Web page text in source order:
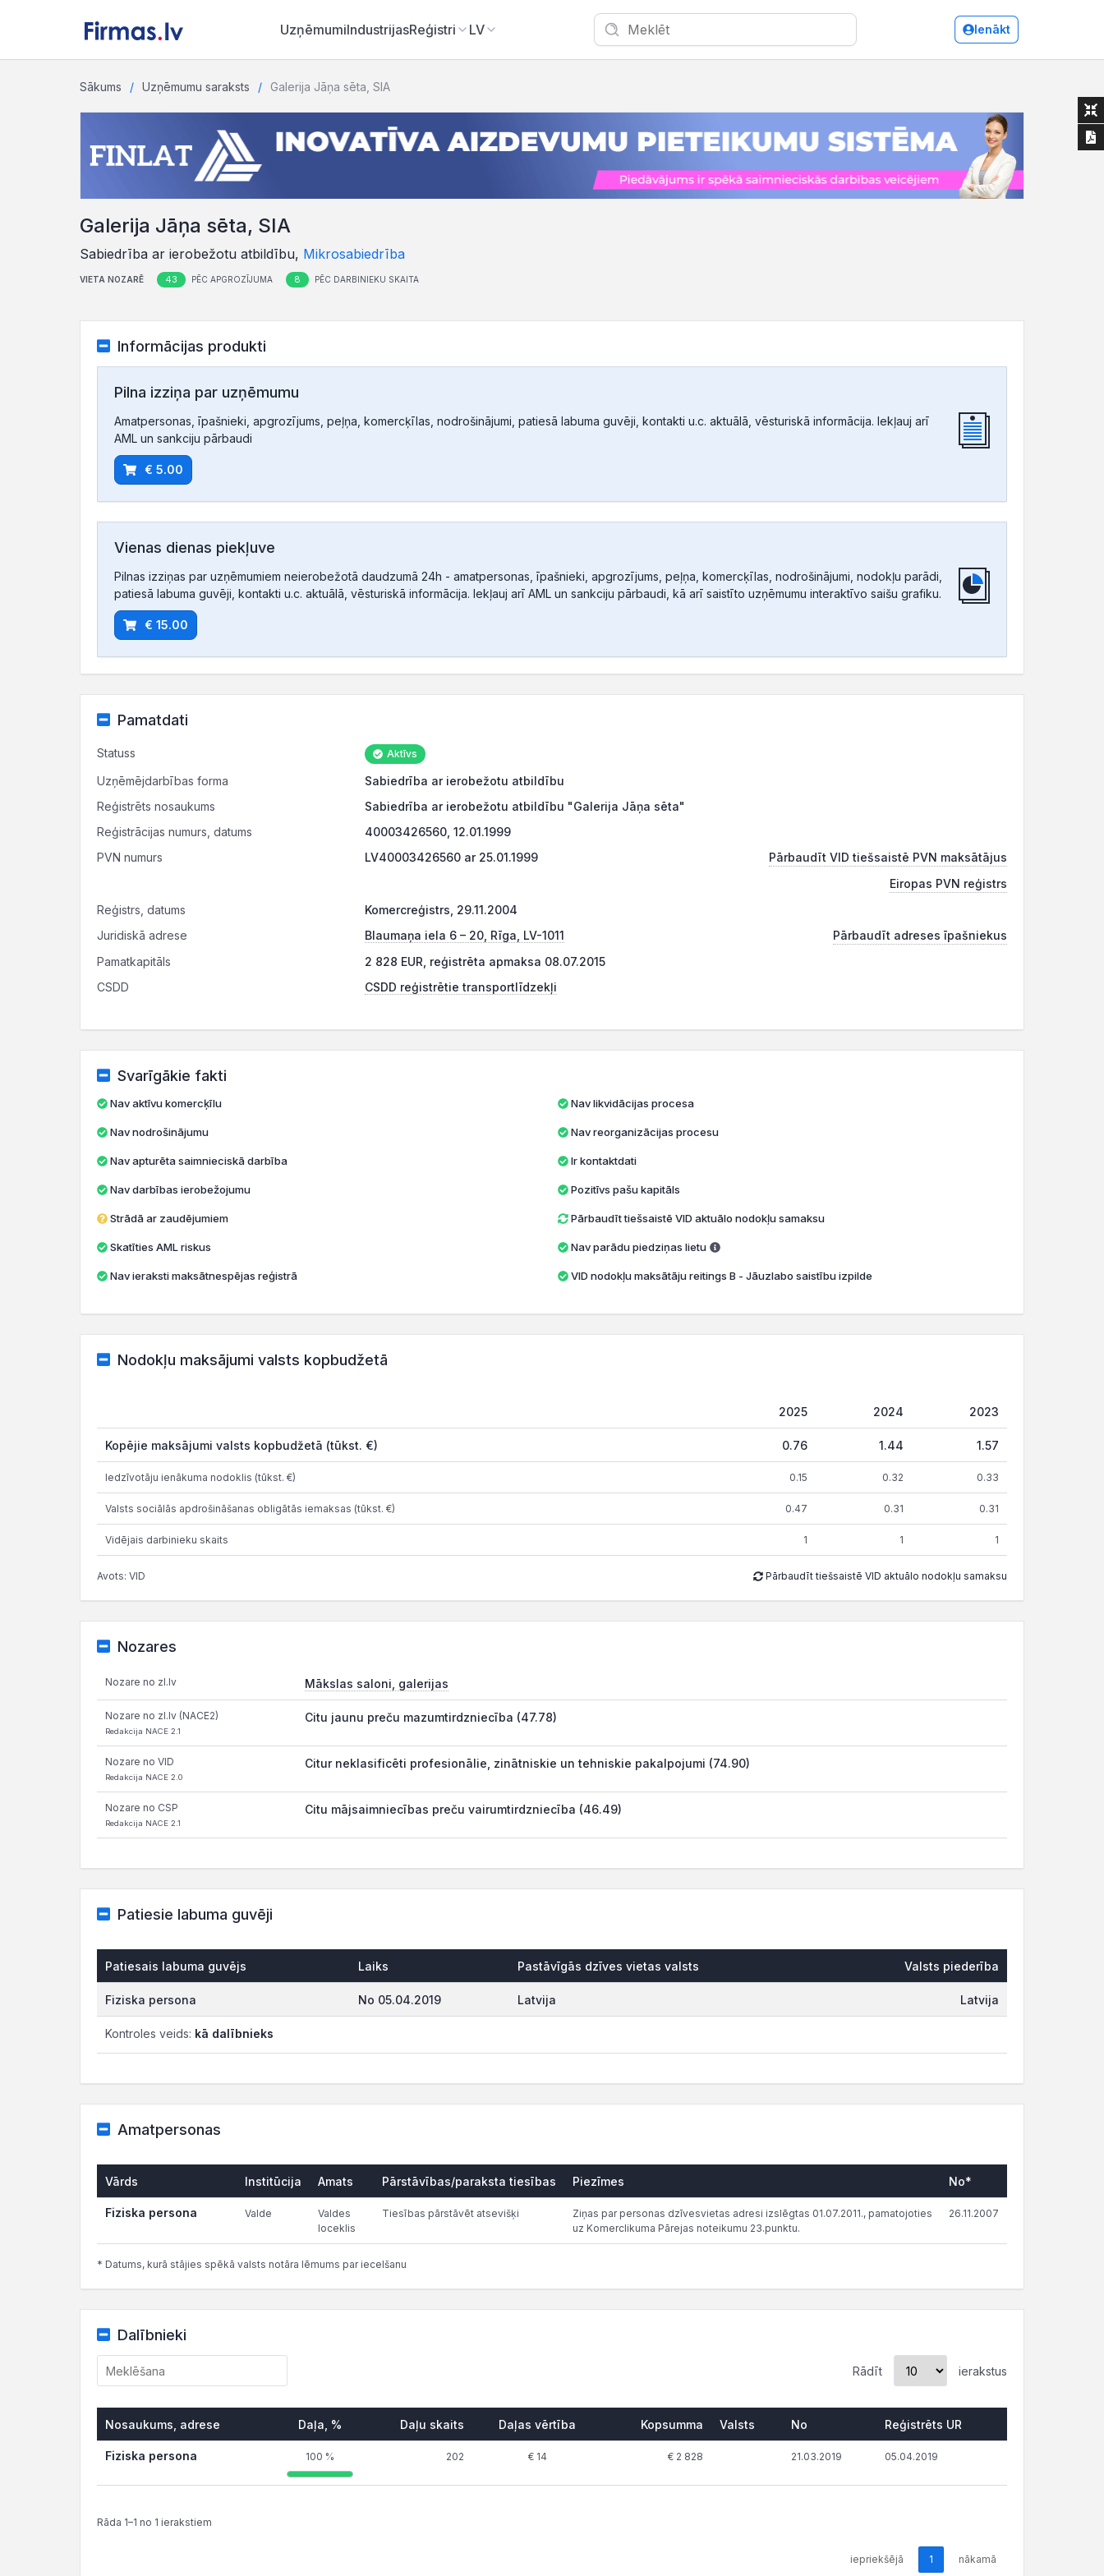
UzņēmumiIndustrijasReģistri LV Ienākt
Sākums Uzņēmumu saraksts Galerija Jāņa sēta, SIA
Galerija Jāņa sēta, SIA
Sabiedrība ar ierobežotu atbildību, Mikrosabiedrība
VIETA NOZARĒ 43 PĒC APGROZĪJUMA 8 PĒC DARBINIEKU SKAITA
Informācijas produkti
Pilna izziņa par uzņēmumu
Amatpersonas, īpašnieki, apgrozījums, peļņa, komercķīlas, nodrošinājumi, patiesā labuma guvēji, kontakti u.c. aktuālā, vēsturiskā informācija. Iekļauj arī
AML un sankciju pārbaudi
€ 5.00
Vienas dienas piekļuve
Pilnas izziņas par uzņēmumiem neierobežotā daudzumā 24h - amatpersonas, īpašnieki, apgrozījums, peļņa, komercķīlas, nodrošinājumi, nodokļu parādi,
patiesā labuma guvēji, kontakti u.c. aktuālā, vēsturiskā informācija. Iekļauj arī AML un sankciju pārbaudi, kā arī saistīto uzņēmumu interaktīvo saišu grafiku.
€ 15.00
Pamatdati
Statuss Aktīvs
Uzņēmējdarbības forma
Sabiedrība ar ierobežotu atbildību
Reģistrēts nosaukums
Sabiedrība ar ierobežotu atbildību "Galerija Jāņa sēta"
Reģistrācijas numurs, datums
40003426560, 12.01.1999
PVN numurs
LV40003426560 ar 25.01.1999
Pārbaudīt VID tiešsaistē PVN maksātājus
Eiropas PVN reģistrs
Reģistrs, datums
Komercreģistrs, 29.11.2004
Juridiskā adrese
Blaumaņa iela 6 – 20, Rīga, LV-1011
Pārbaudīt adreses īpašniekus
Pamatkapitāls
2 828 EUR, reģistrēta apmaksa 08.07.2015
CSDD
CSDD reģistrētie transportlīdzekļi
Svarīgākie fakti
Nav aktīvu komercķīlu
Nav nodrošinājumu
Nav apturēta saimnieciskā darbība
Nav darbības ierobežojumu
Strādā ar zaudējumiem
Skatīties AML riskus
Nav ieraksti maksātnespējas reģistrā
Nav likvidācijas procesa
Nav reorganizācijas procesu
Ir kontaktdati
Pozitīvs pašu kapitāls
Pārbaudīt tiešsaistē VID aktuālo nodokļu samaksu
Nav parādu piedziņas lietu
VID nodokļu maksātāju reitings B - Jāuzlabo saistību izpilde
Nodokļu maksājumi valsts kopbudžetā
2025 2024 2023
Kopējie maksājumi valsts kopbudžetā (tūkst. €) 0.76 1.44 1.57
Iedzīvotāju ienākuma nodoklis (tūkst. €) 0.15 0.32 0.33
Valsts sociālās apdrošināšanas obligātās iemaksas (tūkst. €) 0.47 0.31 0.31
Vidējais darbinieku skaits 1 1 1
Avots: VID Pārbaudīt tiešsaistē VID aktuālo nodokļu samaksu
Nozares
Nozare no zl.lv Mākslas saloni, galerijas
Nozare no zl.lv (NACE2)
Redakcija NACE 2.1
Citu jaunu preču mazumtirdzniecība (47.78)
Nozare no VID
Redakcija NACE 2.0
Citur neklasificēti profesionālie, zinātniskie un tehniskie pakalpojumi (74.90)
Nozare no CSP
Redakcija NACE 2.1
Citu mājsaimniecības preču vairumtirdzniecība (46.49)
Patiesie labuma guvēji
Patiesais labuma guvējs Laiks Pastāvīgās dzīves vietas valsts Valsts piederība
Fiziska persona No 05.04.2019 Latvija Latvija
Kontroles veids: kā dalībnieks
Amatpersonas
Vārds Institūcija Amats Pārstāvības/paraksta tiesības Piezīmes No*
Fiziska persona Valde
Valdes
loceklis
Tiesības pārstāvēt atsevišķi
Ziņas par personas dzīvesvietas adresi izslēgtas 01.07.2011., pamatojoties
uz Komerclikuma Pārejas noteikumu 23.punktu.
26.11.2007
* Datums, kurā stājies spēkā valsts notāra lēmums par iecelšanu
Dalībnieki
Rādīt ierakstus
Nosaukums, adrese Daļa, % Daļu skaits Daļas vērtība Kopsumma Valsts No Reģistrēts UR
Fiziska persona 100 % 202 € 14 € 2 828 21.03.2019 05.04.2019
Rāda 1–1 no 1 ierakstiem
iepriekšējā 1 nākamā